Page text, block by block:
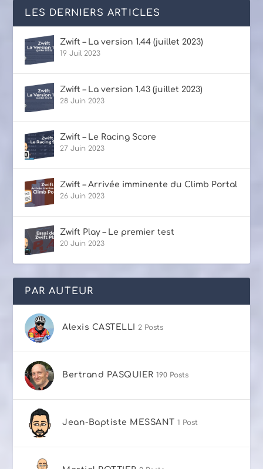
LES DERNIERS ARTICLES
Zwift – La version 1.44 (juillet 2023)
19 Juil 2023
Zwift – La version 1.43 (juillet 2023)
28 Juin 2023
Zwift – Le Racing Score
27 Juin 2023
Zwift – Arrivée imminente du Climb Portal
26 Juin 2023
Zwift Play – Le premier test
20 Juin 2023
PAR AUTEUR
Alexis CASTELLI 2 Posts
Bertrand PASQUIER 190 Posts
Jean-Baptiste MESSANT 1 Post